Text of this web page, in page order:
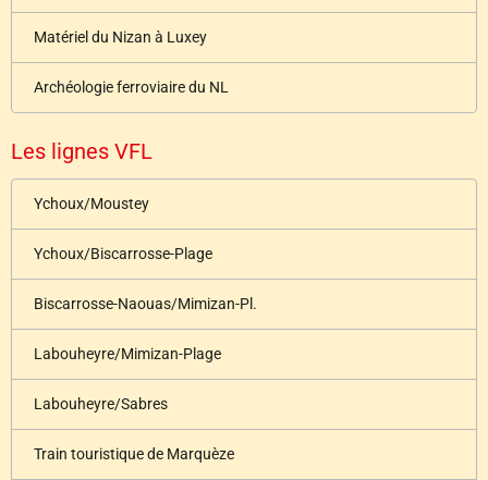
Matériel du Nizan à Luxey
Archéologie ferroviaire du NL
Les lignes VFL
Ychoux/Moustey
Ychoux/Biscarrosse-Plage
Biscarrosse-Naouas/Mimizan-Pl.
Labouheyre/Mimizan-Plage
Labouheyre/Sabres
Train touristique de Marquèze